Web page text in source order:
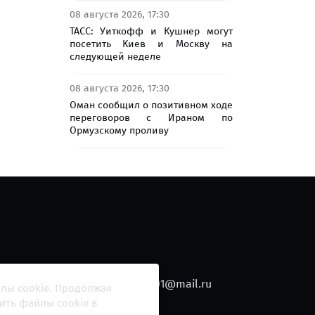
08 августа 2026, 17:30
ТАСС: Уиткофф и Кушнер могут
посетить Киев и Москву на
следующей неделе
08 августа 2026, 17:30
Оман сообщил о позитивном ходе
переговоров с Ираном по
Ормузскому проливу
Гагаринe-mail:blackfire2001@mail.ru
cookie. Продолжая
файлы cookie в